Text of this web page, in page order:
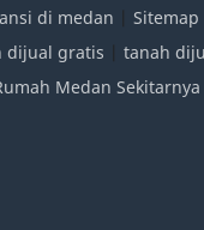
di medan | Sitemap
dijual gratis | tanah
Medan Sekitarnya